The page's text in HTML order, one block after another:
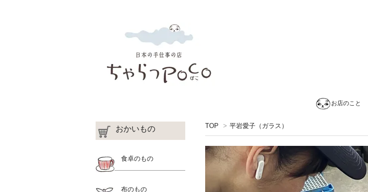
お店のこと
TOP > 平岩愛子（ガラス）
おかいもの
食卓のもの
布のもの